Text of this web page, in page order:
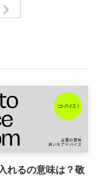
れるの意味は？敬